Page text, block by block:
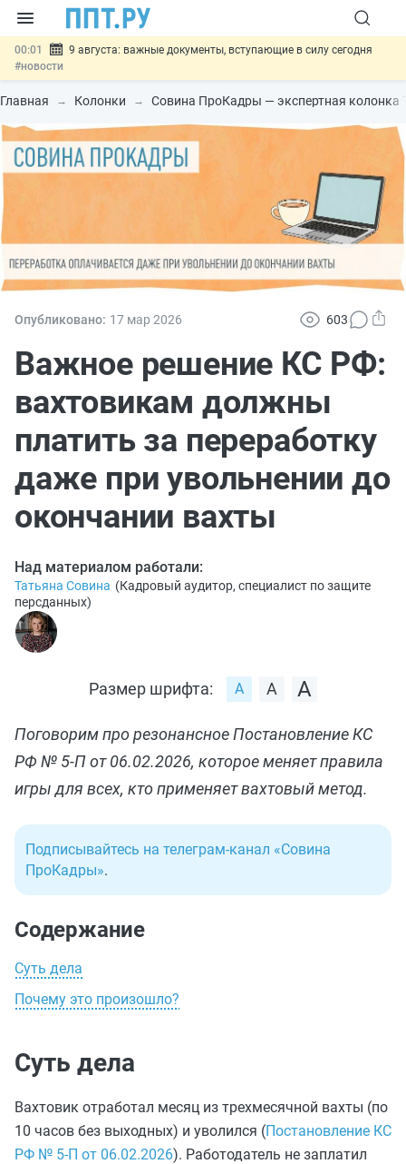
00:01
9 августа: важные документы, вступающие в силу сегодня
#новости
07.08 Подписан закон о блокировке продажи опасных товаров через
«Честный знак»#новости
07.08 Госпошлину за устранение ошибок в документах предлагают
отменить #новости
Разработают единые критерии трудовых и ГПХ-
Главная Колонки Совина ПроКадры — экспертная колонка
Опубликовано: 17 мар 2026 603
Важное решение КС РФ:
вахтовикам должны
платить за переработку
даже при увольнении до
окончании вахты
Над материалом работали:
Татьяна Совина (Кадровый аудитор, специалист по защите
персданных)
Размер шрифта:
Поговорим про резонансное Постановление КС
РФ № 5-П от 06.02.2026, которое меняет правила
игры для всех, кто применяет вахтовый метод.
Подписывайтесь на телеграм-канал «Совина
ПроКадры».
Содержание
Суть дела
Почему это произошло?
Суть дела
Вахтовик отработал месяц из трехмесячной вахты (по
10 часов без выходных) и уволился (Постановление КС
РФ № 5-П от 06.02.2026). Работодатель не заплатил